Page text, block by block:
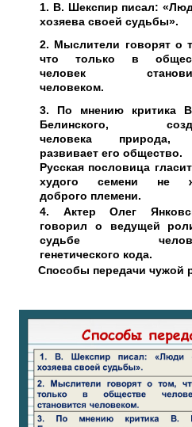
1. В. Шекспир писал:
хозяева своей судьбы».
2. Мыслители говорят о
что только в
человек
человеком.
3. По мнению критика
Белинского,
человека природа,
развивает его общество.
Русская пословица
худого семени не
доброго племени.
4. Актер Олег
говорил о ведущей
судьбе
генетического кода.
Способы передачи чужой